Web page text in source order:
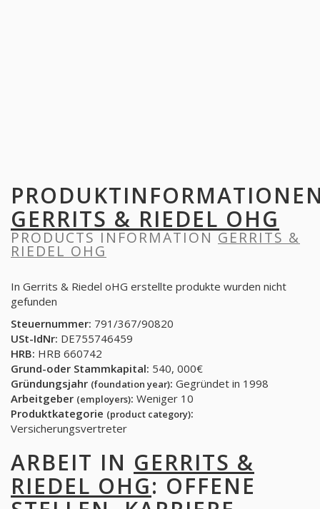
GERRITS & RIEDEL OHG
PRODUCTS INFORMATION GERRITS &
RIEDEL OHG
In Gerrits & Riedel oHG erstellte produkte wurden nicht
gefunden
Steuernummer: 791/367/90820
USt-IdNr: DE755746459
HRB: HRB 660742
Grund-oder Stammkapital: 540, 000€
Gründungsjahr (foundation year): Gegründet in 1998
Arbeitgeber (employers): Weniger 10
Produktkategorie (product category):
Versicherungsvertreter
ARBEIT IN GERRITS &
RIEDEL OHG: OFFENE